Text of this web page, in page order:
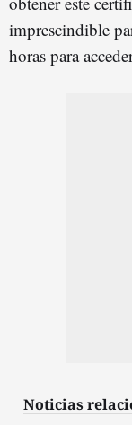
imprescindible
horas para
Noticias